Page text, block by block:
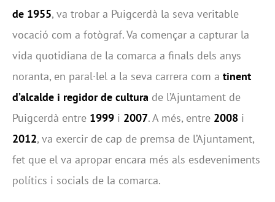
de 1955, va trobar a Puigcerdà la seva veritable
vocació com a fotògraf. Va començar a capturar la
vida quotidiana de la comarca a finals dels anys
noranta, en paral·lel a la seva carrera com a tinent
d’alcalde i regidor de cultura de l’Ajuntament de
Puigcerdà entre 1999 i 2007. A més, entre 2008 i
2012, va exercir de cap de premsa de l’Ajuntament,
fet que el va apropar encara més als esdeveniments
polítics i socials de la comarca.